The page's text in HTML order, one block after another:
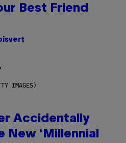
Best Friend
IMAGES)
Accidentally
New ‘Millennial